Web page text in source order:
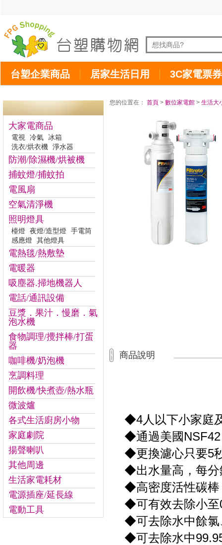
台塑企業商品 居家生活日用 3C家電票券
大家電商品
電視 冷氣 冰箱
洗衣/烘衣機 淨水器
防潮/除濕機/烘被機
捕蚊燈/捕蚊拍
電風扇
空氣清淨機
照明燈具
檯燈 夜燈/造型燈 手電筒
感應燈 其他燈具
電熱毯/熱敷墊
電暖器
吸塵器.掃地機器人
電話/通訊設備
豆漿．果汁．慢磨．氣
泡水機
食物調理/攪拌棒/打蛋
器
咖啡機/奶泡機
烹調料理
開飲機/快煮壺/熱水瓶
微波爐
各式生活廚房小物
家庭劇院
揚聲喇叭
其他周邊
生活家電耗材
電源插座/延長線
電動工具
您的位置在： 首頁 > 數位家電館 > 生活大
商品說明
◆4人以下小家庭
◆通過美國NSF42
◆更換濾心只要5
◆出水量高，每分
◆高密度活性碳棒
◆可有效去除小至
◆可去除水中餘氯
◆可去除水中